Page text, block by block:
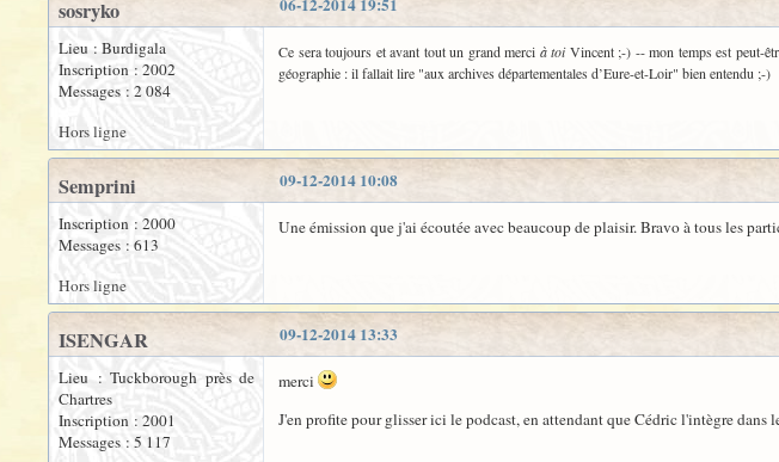
06-12-2014 19:51
sosryko
Lieu : Burdigala
Inscription : 2002
Messages : 2 084
Ce sera toujours et avant tout un grand merci à toiVincent ;-) -- mon temps est peut-
géographie : il fallait lire "aux archives départementales d’Eure-et-Loir" bien entendu ;-)
Hors ligne
09-12-2014 10:08
Semprini
Inscription : 2000
Messages : 613
Une émission que j'ai écoutée avec beaucoup de plaisir. Bravo à tous les
Hors ligne
09-12-2014 13:33
ISENGAR
Lieu : Tuckborough près de
Chartres
Inscription : 2001
Messages : 5 117
merci
J'en profite pour glisser ici le podcast, en attendant que Cédric l'intègre dans